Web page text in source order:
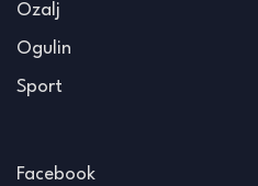
Ozalj
Ogulin
Sport
Facebook